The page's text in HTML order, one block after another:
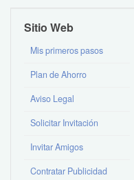
Sitio Web
Mis primeros pasos
Plan de Ahorro
Aviso Legal
Solicitar Invitación
Invitar Amigos
Contratar Publicidad